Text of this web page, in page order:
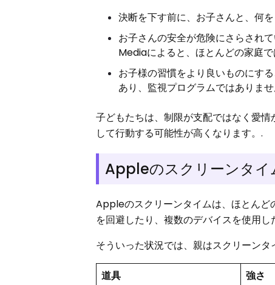
決断を下す前に、お子さんと、何
お子さんの安全が危険にさらされ
Mediaによると、ほとんどの家庭
お子様の習慣をより良いものにす
あり、監視プログラムではありま
子どもたちは、制限が支配ではなく愛
して行動する可能性が高くなります。.
Appleのスクリーンタイ
Appleのスクリーンタイムは、ほとんど
を回避したり、複数のデバイスを使用
そういった状況では、親はスクリーン
道具 強さ